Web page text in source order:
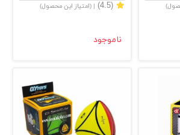
Stickerless
(4.5) | (امتیاز این محصول)
ناموجود